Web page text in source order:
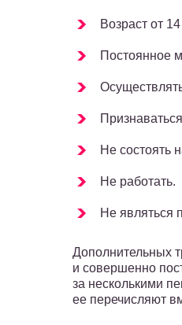
Возраст от 14
Постоянное
Не состоять
Не работать.
Не являться
Дополнительных
и совершенно
за несколькими
ее перечисляют